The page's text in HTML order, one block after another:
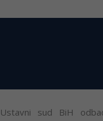
Ustavni sud BiH